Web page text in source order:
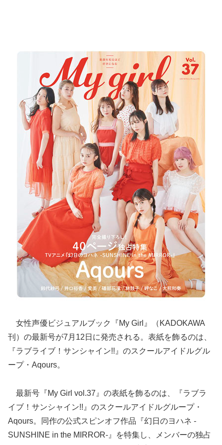
女性声優ビジュアルブック『My Girl』（KADOKAWA
刊）の最新号が7月12日に発売される。表紙を飾るのは、
『ラブライブ！サンシャイン!!』のスクールアイドルグル
ープ・Aqours。
最新号『My Girl vol.37』の表紙を飾るのは、『ラブラ
イブ！サンシャイン!!』のスクールアイドルグループ・
Aqours。同作の公式スピンオフ作品『幻日のヨハネ -
SUNSHINE in the MIRROR-』を特集し、メンバーの独占